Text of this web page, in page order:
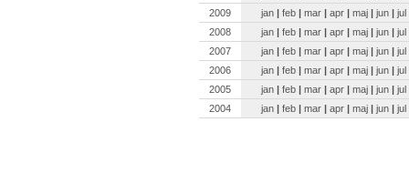
2009
jan | feb | mar | apr | maj | jun | jul
2008
jan | feb | mar | apr | maj | jun | jul
2007
jan | feb | mar | apr | maj | jun | jul
2006
jan | feb | mar | apr | maj | jun | jul
2005
jan | feb | mar | apr | maj | jun | jul
2004
jan | feb | mar | apr | maj | jun | jul